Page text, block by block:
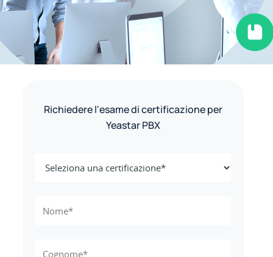
Richiedere l'esame di certificazione per
Yeastar PBX